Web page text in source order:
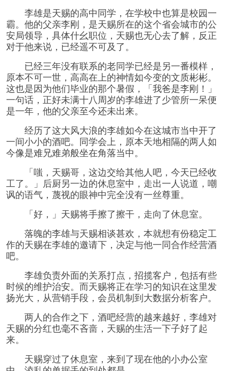
李雄是天赐的高中同学，在学校中也算是校园一
霸。他的父亲李刚，是天赐所在的这个省会城市的公
安局领导，具体什幺职位，天赐也无心去了解，反正
对于他来说，已经遥不可及了。
已经三年没有联系的老同学已经是另一番模样，
原本不可一世，高高在上的神情如今变的文质彬彬。
这也是因为他们毕业的那个暑假，「我爸是李刚！」
一句话，正好未满十八周岁的李雄进了少管所一呆便
是一年，他的父亲至今还未出来。
经历了这大风大浪的李雄如今在这城市当中开了
一间小小的酒吧。同学会上，原本天地相隔的两人如
今像是难兄难弟般坐在角落当中。
「嗤，天赐哥，这边交给其他人吧，今天已经收
工了。」后厨另一边的休息室中，走出一人说道，嘲
讽的语气，蔑视的眼神中完全没有一丝尊重。
「好，」天赐将手擦了擦干，走向了休息室。
落魄的李雄与天赐相谈甚欢，本就想有份稳定工
作的天赐在李雄的邀请下，决定与他一同合作经营酒
吧。
李雄负责外面的关系打点，招揽客户，包括有些
时候的维护治安。而天赐将正在学习的知识在这里发
扬光大，从营销手段，会员机制到大数据分析客户。
两人的合作之下，酒吧经营的越来越好，李雄对
天赐的分红也毫不吝啬，天赐的生活一下子好了起
来。
天赐穿过了休息室，来到了现在他的小办公室